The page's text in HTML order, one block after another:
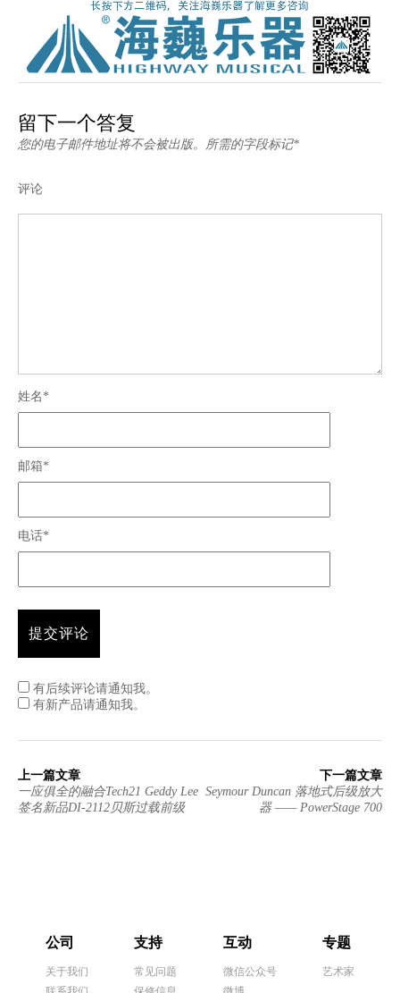
留下一个答复
您的电子邮件地址将不会被出版。所需的字段标记*
评论
姓名*
邮箱*
电话*
有后续评论请通知我。
有新产品请通知我。
上一篇文章
一应俱全的融合Tech21 Geddy Lee
签名新品DI-2112贝斯过载前级
下一篇文章
Seymour Duncan 落地式后级放大
器 —— PowerStage 700
公司
关于我们
支持
常见问题
互动
微信公众号
专题
艺术家